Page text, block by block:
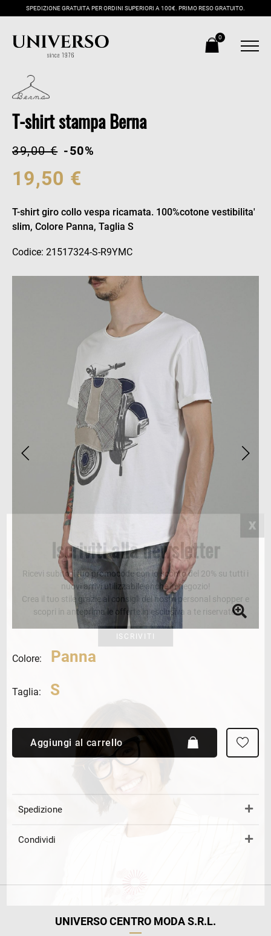
SPEDIZIONE GRATUITA PER ORDINI SUPERIORI A 100€. PRIMO RESO GRATUITO.
0
T-shirt stampa Berna
39,00 € -50%
19,50 €
T-shirt giro collo vespa ricamata. 100%cotone vestibilita'
slim, Colore Panna, Taglia S
Codice: 21517324-S-R9YMC
Colore: Panna
Taglia: S
Aggiungi al carrello
Spedizione
Condividi
UNIVERSO CENTRO MODA S.R.L.
Iscriviti alla newsletter
Ricevi subito il tuo promocode con lo sconto del 20% su tutti i
nuovi arrivi utilizzabile anche in negozio!
Crea il tuo stile grazie ai consigli dei nostri personal shopper e
scopri in anteprima le offerte in esclusiva a te riservate.
ISCRIVITI